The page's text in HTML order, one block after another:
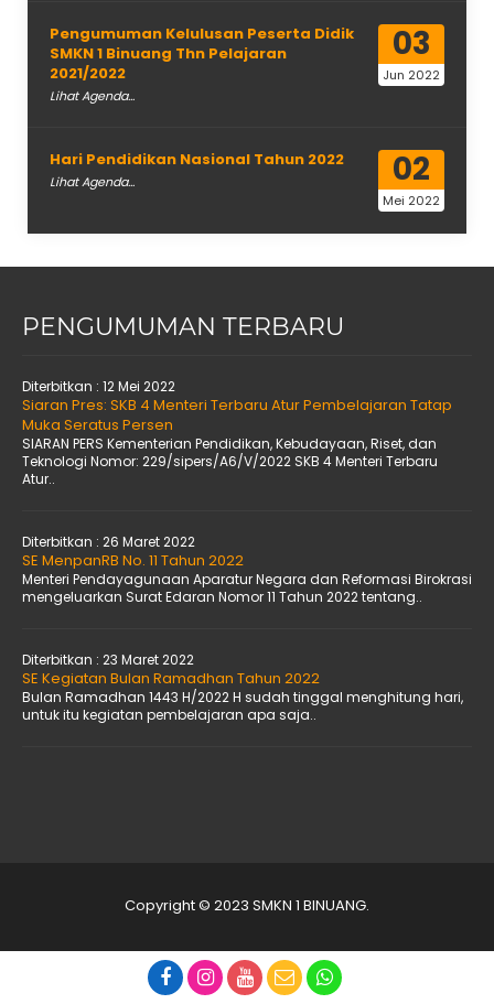
03
Jun 2022
Pengumuman Kelulusan Peserta Didik
SMKN 1 Binuang Thn Pelajaran
2021/2022
Lihat Agenda...
02
Mei 2022
Hari Pendidikan Nasional Tahun 2022
Lihat Agenda...
PENGUMUMAN TERBARU
Diterbitkan : 12 Mei 2022
Siaran Pres: SKB 4 Menteri Terbaru Atur Pembelajaran Tatap
Muka Seratus Persen
SIARAN PERS Kementerian Pendidikan, Kebudayaan, Riset, dan
Teknologi Nomor: 229/sipers/A6/V/2022 SKB 4 Menteri Terbaru
Atur..
Diterbitkan : 26 Maret 2022
SE MenpanRB No. 11 Tahun 2022
Menteri Pendayagunaan Aparatur Negara dan Reformasi Birokrasi
mengeluarkan Surat Edaran Nomor 11 Tahun 2022 tentang..
Diterbitkan : 23 Maret 2022
SE Kegiatan Bulan Ramadhan Tahun 2022
Bulan Ramadhan 1443 H/2022 H sudah tinggal menghitung hari,
untuk itu kegiatan pembelajaran apa saja..
Copyright © 2023 SMKN 1 BINUANG.